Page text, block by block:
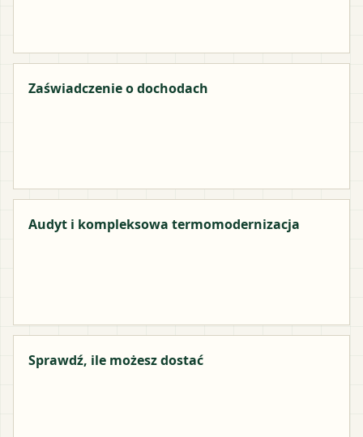
Zaświadczenie o dochodach
Audyt i kompleksowa termomodernizacja
Sprawdź, ile możesz dostać